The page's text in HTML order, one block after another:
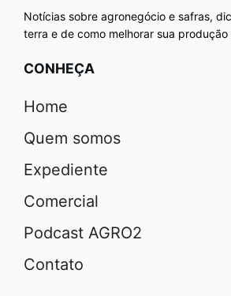
Notícias sobre agronegócio e safras,
terra e de como melhorar sua
CONHEÇA
Home
Quem somos
Expediente
Comercial
Podcast AGRO2
Contato